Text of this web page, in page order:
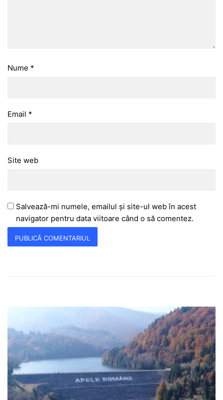
Nume *
Email *
Site web
Salvează-mi numele, emailul și site-ul web în acest
navigator pentru data viitoare când o să comentez.